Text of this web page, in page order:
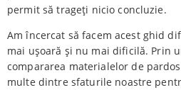
permit să trageți nicio concluzie.
Am încercat să facem acest ghid
mai ușoară și nu mai dificilă. Prin
compararea materialelor de
multe dintre sfaturile noastre